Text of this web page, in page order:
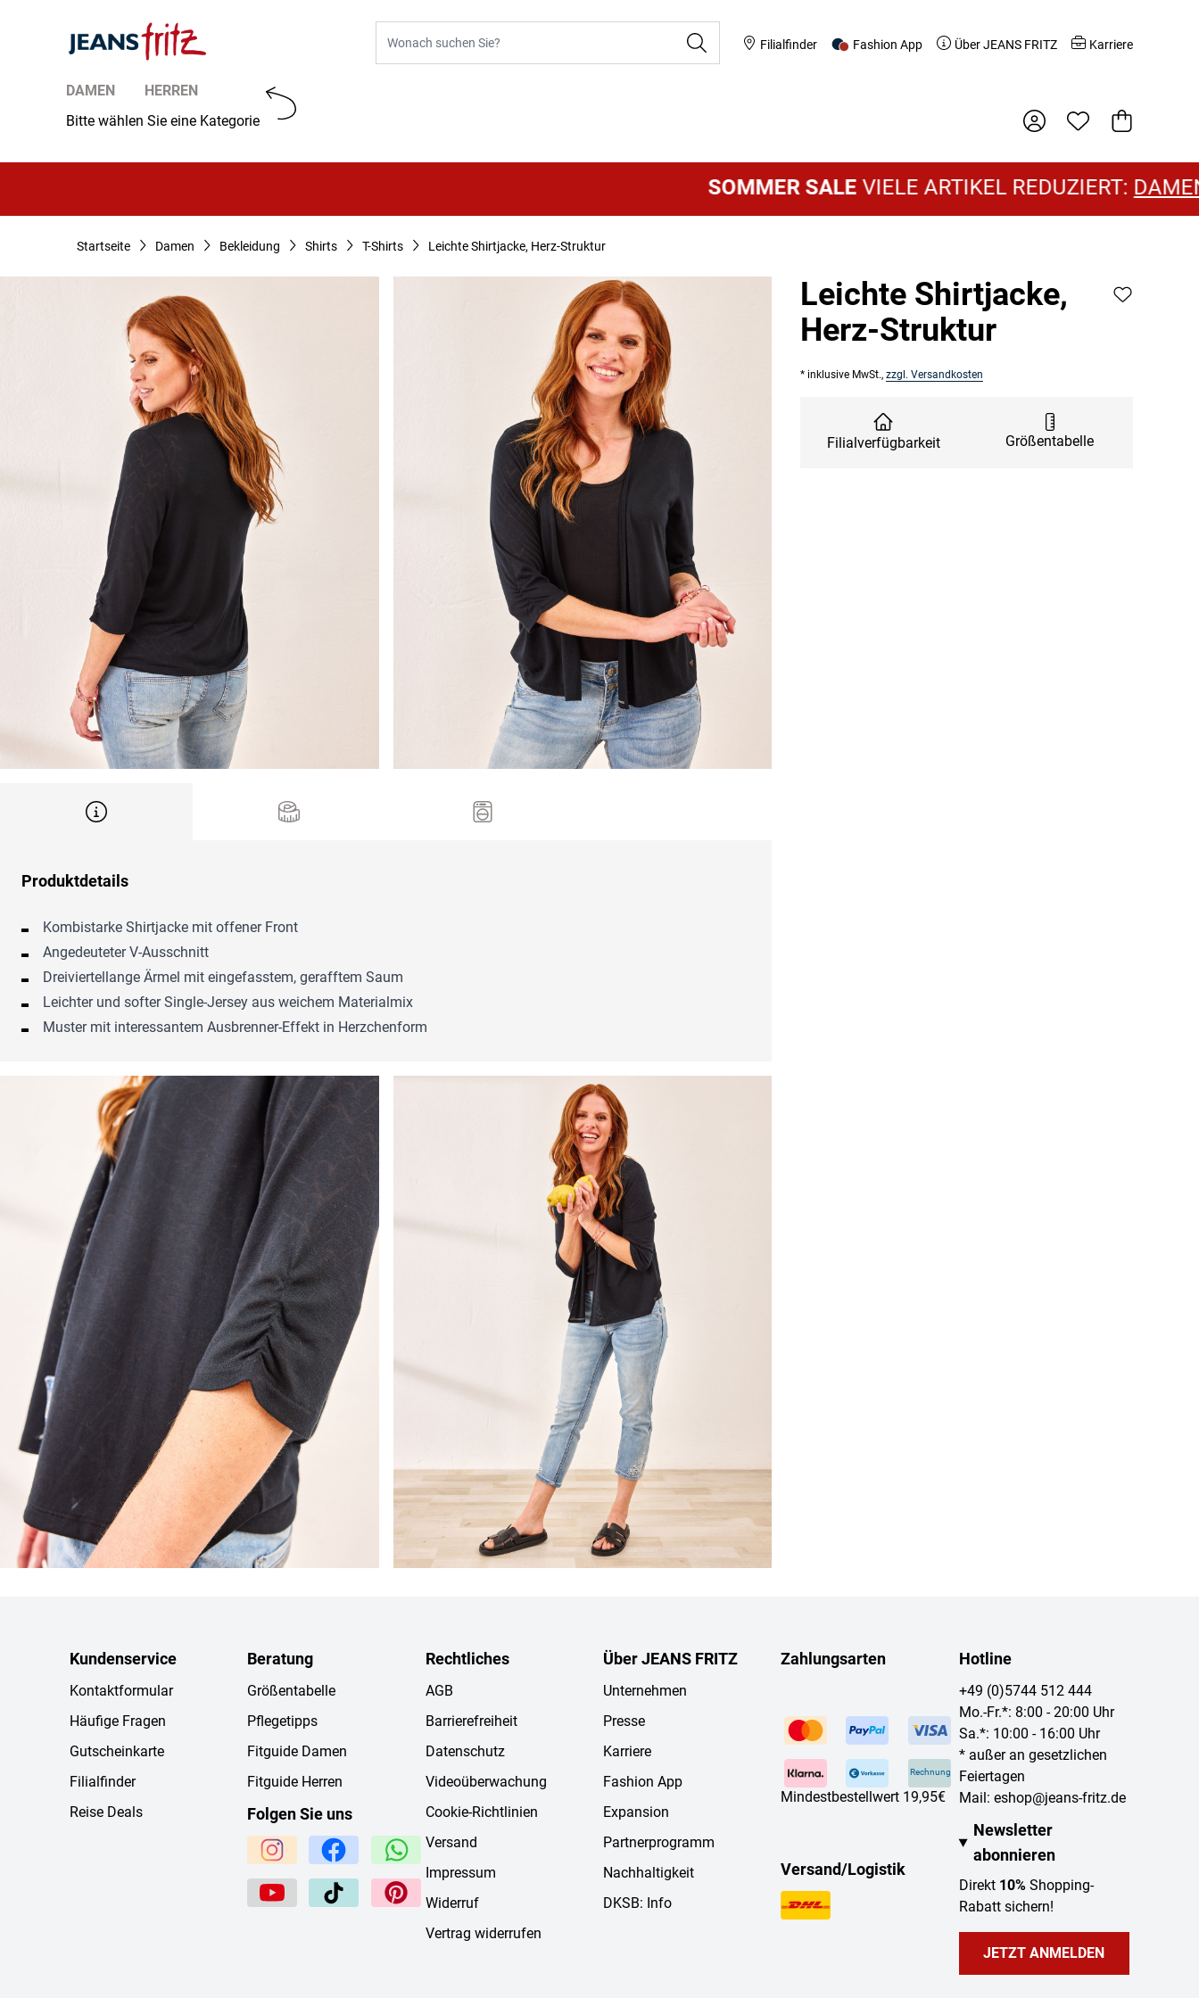
Filialfinder Fashion App Über JEANS FRITZ Karriere
DAMEN
HERREN
Bitte wählen Sie eine Kategorie
Warenkorb
SOMMER SALEVIELE ARTIKEL REDUZIERT:DAMEN SALE
Startseite Damen Bekleidung Shirts T-Shirts Leichte Shirtjacke, Herz-Struktur
Produktdetails
Kombistarke Shirtjacke mit offener Front
Angedeuteter V-Ausschnitt
Dreiviertellange Ärmel mit eingefasstem, gerafftem Saum
Leichter und softer Single-Jersey aus weichem Materialmix
Muster mit interessantem Ausbrenner-Effekt in Herzchenform
Leichte Shirtjacke,
Herz-Struktur
* inklusive MwSt., zzgl. Versandkosten
Filialverfügbarkeit Größentabelle
Kundenservice
Kontaktformular
Häufige Fragen
Gutscheinkarte
Filialfinder
Reise Deals
Beratung
Größentabelle
Pflegetipps
Fitguide Damen
Fitguide Herren
Folgen Sie uns
Rechtliches
AGB
Barrierefreiheit
Datenschutz
Videoüberwachung
Cookie-Richtlinien
Versand
Impressum
Widerruf
Vertrag widerrufen
Über JEANS FRITZ
Unternehmen
Presse
Karriere
Fashion App
Expansion
Partnerprogramm
Nachhaltigkeit
DKSB: Info
Zahlungsarten
Rechnung
Mindestbestellwert 19,95€
Versand/Logistik
Hotline
+49 (0)5744 512 444
Mo.-Fr.*: 8:00 - 20:00 Uhr
Sa.*: 10:00 - 16:00 Uhr
* außer an gesetzlichen
Feiertagen
Mail: eshop@jeans-fritz.de
Newsletter
abonnieren
Direkt 10%Shopping-
Rabatt sichern!
JETZT ANMELDEN